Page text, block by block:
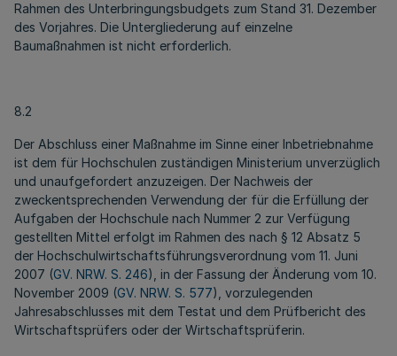
Rahmen des Unterbringungsbudgets zum Stand 31. Dezember
des Vorjahres. Die Untergliederung auf einzelne
Baumaßnahmen ist nicht erforderlich.
8.2
Der Abschluss einer Maßnahme im Sinne einer Inbetriebnahme
ist dem für Hochschulen zuständigen Ministerium unverzüglich
und unaufgefordert anzuzeigen. Der Nachweis der
zweckentsprechenden Verwendung der für die Erfüllung der
Aufgaben der Hochschule nach Nummer 2 zur Verfügung
gestellten Mittel erfolgt im Rahmen des nach § 12 Absatz 5
der Hochschulwirtschaftsführungsverordnung vom 11. Juni
2007 (GV. NRW. S. 246), in der Fassung der Änderung vom 10.
November 2009 (GV. NRW. S. 577), vorzulegenden
Jahresabschlusses mit dem Testat und dem Prüfbericht des
Wirtschaftsprüfers oder der Wirtschaftsprüferin.